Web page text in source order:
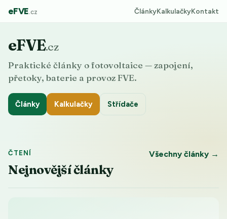
eFVE.cz ČlánkyKalkulačkyKontakt
eFVE.cz
Praktické články o fotovoltaice — zapojení,
přetoky, baterie a provoz FVE.
Články Kalkulačky Střídače
ČTENÍ
Nejnovější články
Všechny články →